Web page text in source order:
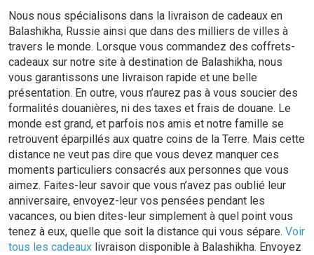
Nous nous spécialisons dans la livraison de cadeaux en
Balashikha, Russie ainsi que dans des milliers de villes à
travers le monde. Lorsque vous commandez des coffrets-
cadeaux sur notre site à destination de Balashikha, nous
vous garantissons une livraison rapide et une belle
présentation. En outre, vous n’aurez pas à vous soucier des
formalités douanières, ni des taxes et frais de douane. Le
monde est grand, et parfois nos amis et notre famille se
retrouvent éparpillés aux quatre coins de la Terre. Mais cette
distance ne veut pas dire que vous devez manquer ces
moments particuliers consacrés aux personnes que vous
aimez. Faites-leur savoir que vous n’avez pas oublié leur
anniversaire, envoyez-leur vos pensées pendant les
vacances, ou bien dites-leur simplement à quel point vous
tenez à eux, quelle que soit la distance qui vous sépare. Voir
tous les cadeaux livraison disponible à Balashikha. Envoyez